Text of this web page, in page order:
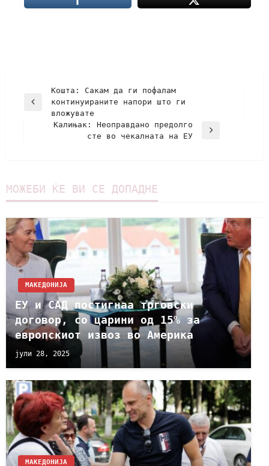
Кошта: Сакам да ги пофалам
континуираните напори што ги
вложувате
Калињак: Неоправдано предолго
сте во чекалната на ЕУ
МОЖЕБИ ЌЕ ВИ СЕ ДОПАДНЕ
МАКЕДОНИЈА
ЕУ и САД постигнаа трговски
договор, со царини од 15% за
европскиот извоз во Америка
јули 28, 2025
МАКЕДОНИЈА